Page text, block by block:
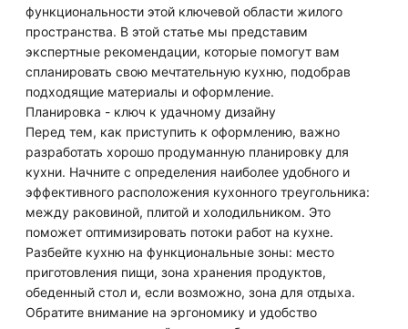
функциональности этой ключевой области жилого
пространства. В этой статье мы представим
экспертные рекомендации, которые помогут вам
спланировать свою мечтательную кухню, подобрав
подходящие материалы и оформление.
Планировка - ключ к удачному дизайну
Перед тем, как приступить к оформлению, важно
разработать хорошо продуманную планировку для
кухни. Начните с определения наиболее удобного и
эффективного расположения кухонного треугольника:
между раковиной, плитой и холодильником. Это
поможет оптимизировать потоки работ на кухне.
Разбейте кухню на функциональные зоны: место
приготовления пищи, зона хранения продуктов,
обеденный стол и, если возможно, зона для отдыха.
Обратите внимание на эргономику и удобство